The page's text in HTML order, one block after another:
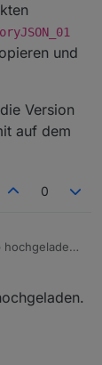
und
Version
auf dem
0
der
bis
SOC
Script von